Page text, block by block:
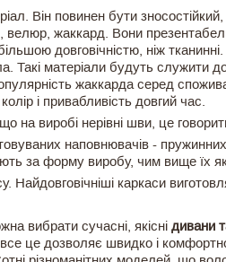
Він повинен бути
жаккард. Вони
довговічністю, ніж
Такі матеріали будуть служити
жаккарда серед
і привабливість довгий час.
на виробі нерівні шви, це
наповнювачів -
за форму виробу, чим вище їх
Найдовговічніші каркаси
вибрати сучасні, якісні дивани
це дозволяє швидко і